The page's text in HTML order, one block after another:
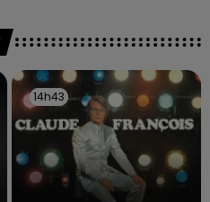
14h43
14h43